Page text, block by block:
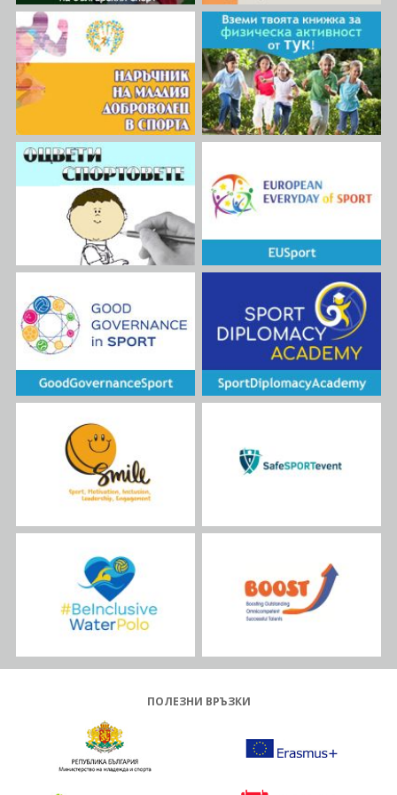
реализирани обучителни
модули както на самите
младежи, които ще бъдат
обхванати в проекта, така и
на фитнес и спортни
специалисти, които ще
подчертаят негативните
влияния на веществата,
признати за допинг. Ще бъде
създадена мобилна
апликация, в която ще бъдат
включени здравословните
фитнес центрове и експерти,
отдали се на идеята за „чист”
ПОЛЕЗНИ ВРЪЗКИ